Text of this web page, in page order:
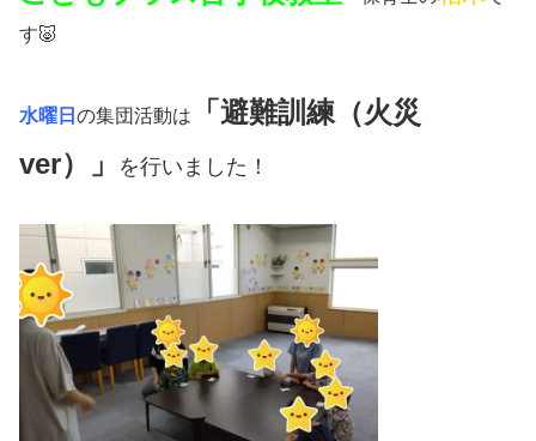
す🐷
水曜日 の集団活動は
「避難訓練（火災
ver）」
を行いました！